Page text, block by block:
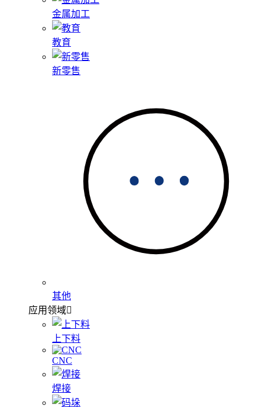
金属加工
教育
新零售
其他
应用领域
上下料
CNC
焊接